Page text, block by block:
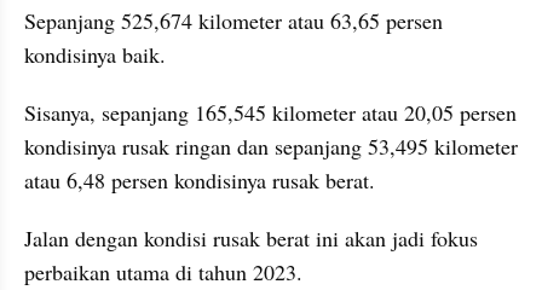
Sepanjang 525,674 kilometer atau 63,65 persen
kondisinya baik.
Sisanya, sepanjang 165,545 kilometer atau 20,05 persen
kondisinya rusak ringan dan sepanjang 53,495 kilometer
atau 6,48 persen kondisinya rusak berat.
Jalan dengan kondisi rusak berat ini akan jadi fokus
perbaikan utama di tahun 2023.